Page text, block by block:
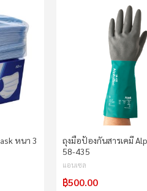
หนา 3
ถุงมือป้องกันสารเคมี
58-435
แอนเซล
฿500.00